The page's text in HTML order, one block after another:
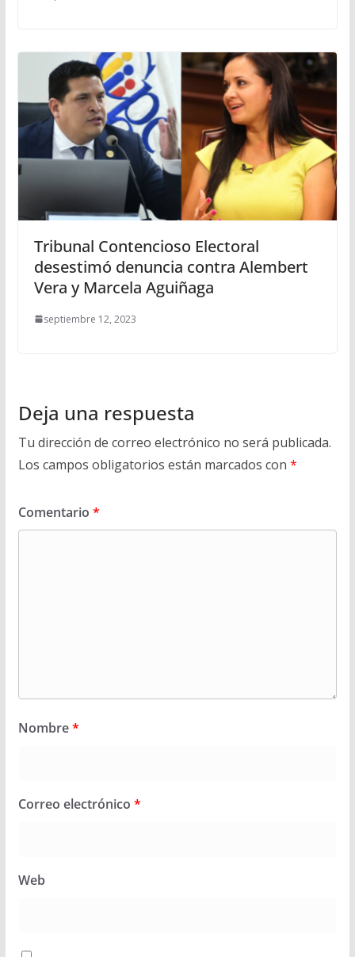
Tribunal Contencioso Electoral
desestimó denuncia contra Alembert
Vera y Marcela Aguiñaga
septiembre 12, 2023
Deja una respuesta
Tu dirección de correo electrónico no será publicada.
Los campos obligatorios están marcados con *
Comentario *
Nombre*
Correo electrónico *
Web